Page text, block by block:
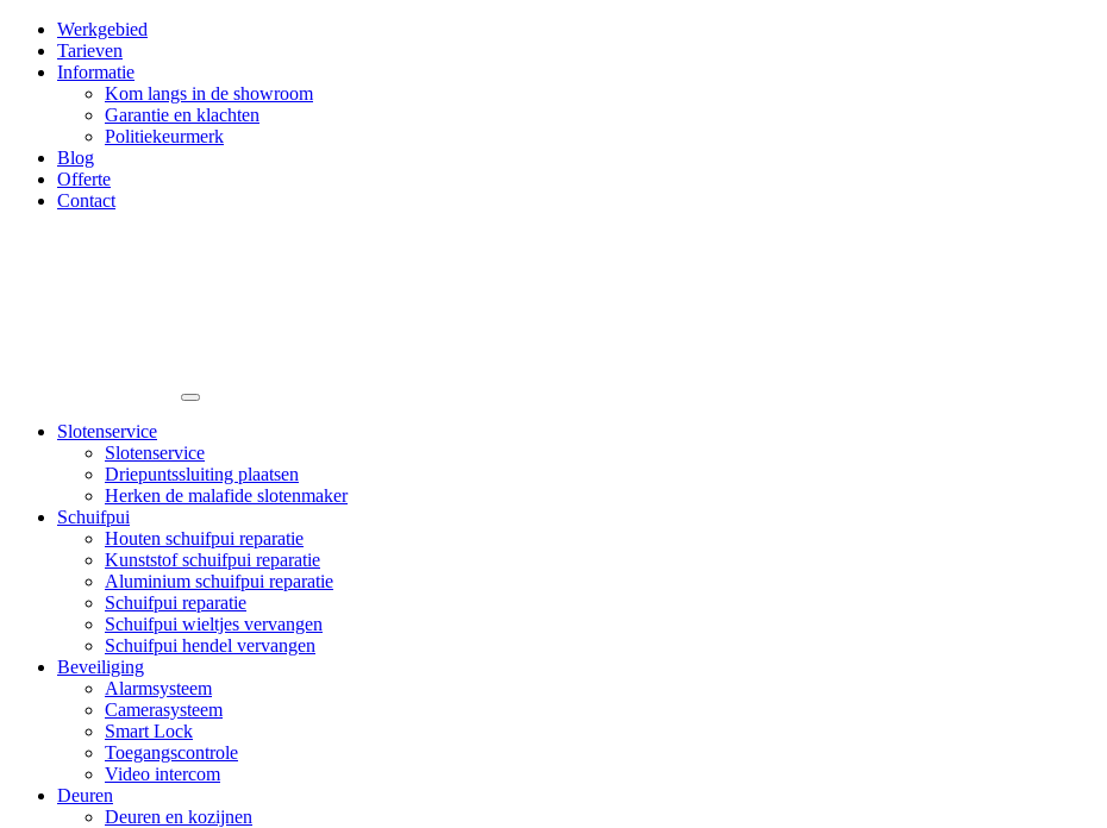
Werkgebied
Tarieven
Informatie
Kom langs in de showroom
Garantie en klachten
Politiekeurmerk
Blog
Offerte
Contact
Slotenservice
Slotenservice
Driepuntssluiting plaatsen
Herken de malafide slotenmaker
Schuifpui
Houten schuifpui reparatie
Kunststof schuifpui reparatie
Aluminium schuifpui reparatie
Schuifpui reparatie
Schuifpui wieltjes vervangen
Schuifpui hendel vervangen
Beveiliging
Alarmsysteem
Camerasysteem
Smart Lock
Toegangscontrole
Video intercom
Deuren
Deuren en kozijnen